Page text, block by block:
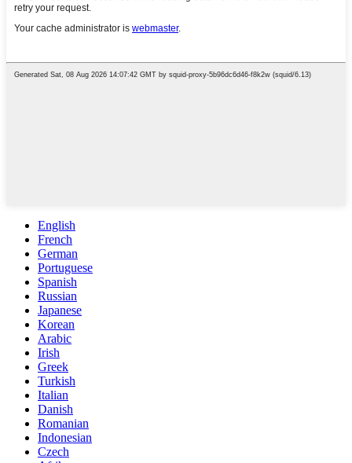
English
French
German
Portuguese
Spanish
Russian
Japanese
Korean
Arabic
Irish
Greek
Turkish
Italian
Danish
Romanian
Indonesian
Czech